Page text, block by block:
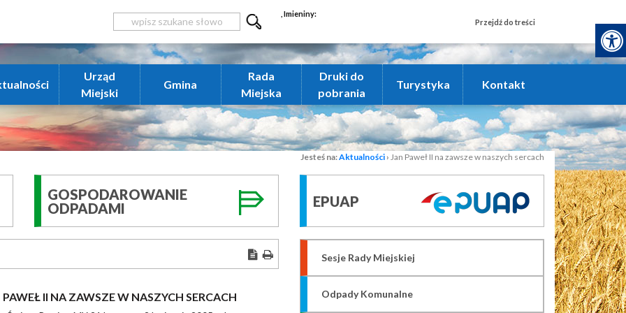
, Imieniny:
Przejdź do treści
Urząd
Miejski
Gmina
Rada
Miejska
Druki do
pobrania
Turystyka Kontakt
Jesteś na:Aktualności › Jan Paweł II na zawsze w naszych sercach
GOSPODAROWANIE
ODPADAMI
EPUAP
PAWEŁ II NA ZAWSZE W NASZYCH SERCACH
Sesje Rady Miejskiej
Odpady Komunalne